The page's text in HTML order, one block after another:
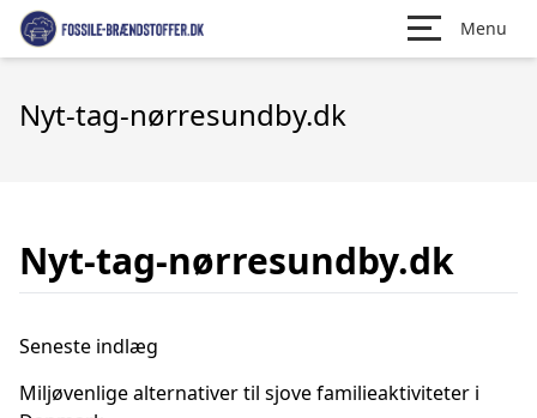
Menu
Nyt-tag-nørresundby.dk
Nyt-tag-nørresundby.dk
Seneste indlæg
Miljøvenlige alternativer til sjove familieaktiviteter i